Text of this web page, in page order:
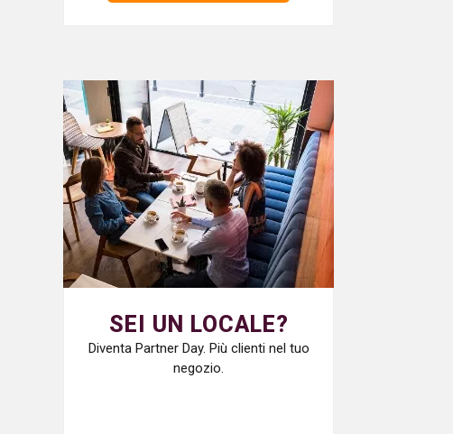
SEI UN LOCALE?
Diventa Partner Day. Più clienti nel tuo
negozio.